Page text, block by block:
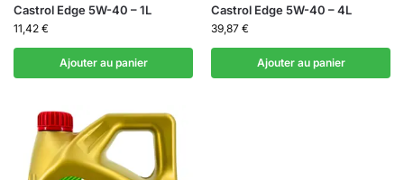
Castrol Edge 5W-40 – 1L
11,42 €
Ajouter au panier
Castrol Edge 5W-40 – 4L
39,87 €
Ajouter au panier